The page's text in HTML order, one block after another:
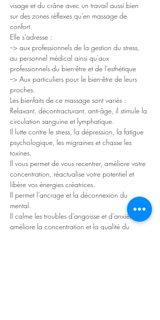
visage et du crâne avec un travail aussi bien
sur des zones réflexes qu’en massage de
confort.
Elle s'adresse :
--> aux professionnels de la gestion du stress,
au personnel médical ainsi qu'aux
professionnels du bien-être et de l’esthétique
--> Aux particuliers pour le bien-être de leurs
proches.
Les bienfaits de ce massage sont variés :
Relaxant, décontracturant, anti-âge, il stimule la
circulation sanguine et lymphatique.
Il lutte contre le stress, la dépression, la fatigue
psychologique, les migraines et chasse les
toxines.
Il vous permet de vous recentrer, améliore votre
concentration, réactualise votre potentiel et
libère vos énergies créatrices.
Il permet l’ancrage et la déconnexion du
mental.
Il calme les troubles d'angoisse et d'anxiété. Il
améliore la concentration et la qualité du